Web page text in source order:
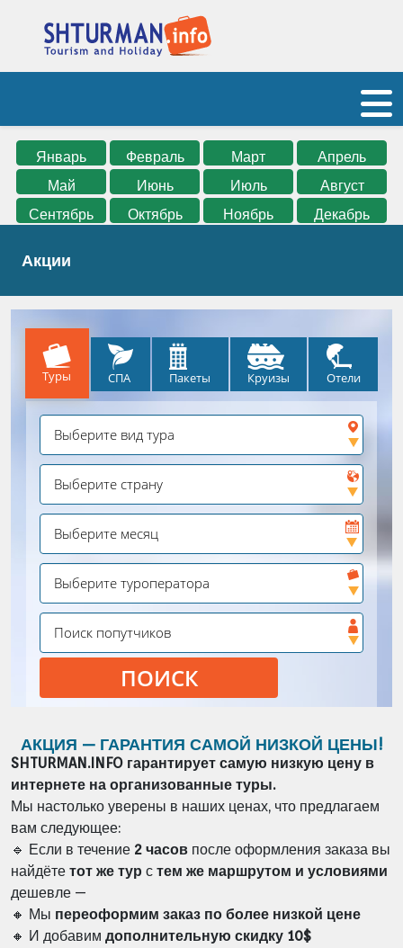
Январь Февраль Март
Апрель
Май
Июнь Июль
Август
Сентябрь
Октябрь Ноябрь Декабрь
Акции
Туры СПА Пакеты Круизы Отели
ПОИСК
АКЦИЯ — ГАРАНТИЯ САМОЙ НИЗКОЙ ЦЕНЫ!
SHTURMAN.INFO гарантирует самую низкую цену в
интернете на организованные туры.
Мы настолько уверены в наших ценах, что предлагаем
вам следующее:
🔹 Если в течение 2 часов после оформления заказа вы
найдёте тот же тур с тем же маршрутом и условиями
дешевле —
🔸 Мы переоформим заказ по более низкой цене
🔸 И добавим дополнительную скидку 10$